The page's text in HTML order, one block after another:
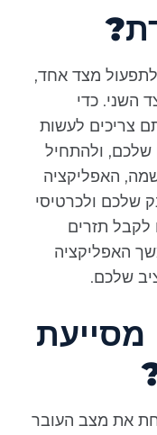
מצד אחד,
כדי
לעשות
ולהתחיל
האפליקציה
ולכרטיסי
תזרים
האפליקציה
שלכם.
את מצב העובר